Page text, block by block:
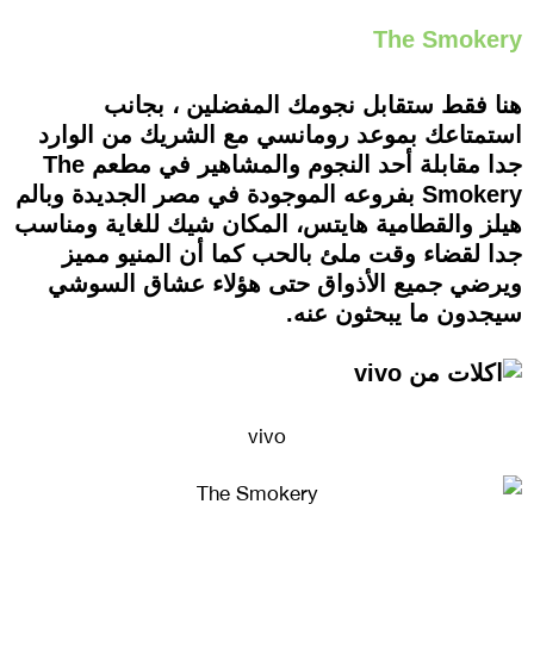
The Smokery
هنا فقط ستقابل نجومك المفضلين ، بجانب
استمتاعك بموعد رومانسي مع الشريك من الوارد
جدا مقابلة أحد النجوم والمشاهير في مطعم The
Smokery بفروعه الموجودة في مصر الجديدة وبالم
هيلز والقطامية هايتس، المكان شيك للغاية ومناسب
جدا لقضاء وقت ملئ بالحب كما أن المنيو مميز
ويرضي جميع الأذواق حتى هؤلاء عشاق السوشي
سيجدون ما يبحثون عنه.
vivo